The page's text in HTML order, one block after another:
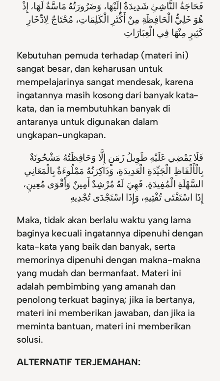
فَحَاجَةُ النَّاشِئِ شَدِيدَةٌ إِلَيْهَا، وَضَرُورَتُهُ مَاسَّةٌ لَهَا، إِذْ
هُوَ خَلِيُّ الْحَافِظَةِ مِنْ أَكْثَرِ الْكَلِمَاتِ، مُحْتَاجٌ لِادِّخَارِ
كَثِيرٍ مِنْهَا فِي الْعِبَارَاتِ
Kebutuhan pemuda terhadap (materi ini)
sangat besar, dan keharusan untuk
mempelajarinya sangat mendesak, karena
ingatannya masih kosong dari banyak kata-
kata, dan ia membutuhkan banyak di
antaranya untuk digunakan dalam
ungkapan-ungkapan.
فَلَا يَمْضِي عَلَيْهِ طَوِيلُ زَمَنٍ إِلَّا وَحَافِظَتُهُ مَشْحُونَةٌ
بِالْأَلْفَاظِ الْجَيِّدَةِ الْعَدِيدَةِ، وَذَاكِرَتُهُ مَمْلُوءَةٌ بِالْمَعَانِي
السَّهْلَةِ الْمُفِيدَةِ. فَهِيَ لَهُ مُرْشِدٌ أَمِينٌ وَأَقْوَى مُعِينٍ،
إِذَا اسْتَفْتَى تُفْتِيهِ، وَإِذَا اسْتَجْدَى تُجْدِيهِ
Maka, tidak akan berlalu waktu yang lama
baginya kecuali ingatannya dipenuhi dengan
kata-kata yang baik dan banyak, serta
memorinya dipenuhi dengan makna-makna
yang mudah dan bermanfaat. Materi ini
adalah pembimbing yang amanah dan
penolong terkuat baginya; jika ia bertanya,
materi ini memberikan jawaban, dan jika ia
meminta bantuan, materi ini memberikan
solusi.
ALTERNATIF TERJEMAHAN: